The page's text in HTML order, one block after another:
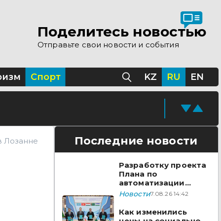
Поделитесь новостью
Отправьте свои новости и события
Спорт KZ RU EN
Лозанне Последние новости
Разработку проекта
Плана по
автоматизации
учета воды в
Сырдарья одобрили
государства ЦА
Новости7.08.26 14:42
Как изменились